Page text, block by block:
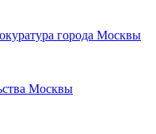
города Москвы
Москвы